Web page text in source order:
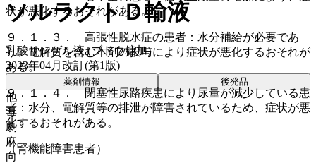
状が悪化するおそれがある。
９．１．３． 高張性脱水症の患者：水分補給が必要であ
り、電解質を含む本剤の投与により症状が悪化するおそれが
ある。
９．１．４． 閉塞性尿路疾患により尿量が減少している患
者：水分、電解質等の排泄が障害されているため、症状が悪
化するおそれがある。
（腎機能障害患者）
ソルラクトＤ輸液
乳酸リンゲル液 (ブドウ糖加)
2023年04月改訂(第1版)
薬剤情報 後発品
他
毒
劇
麻
向